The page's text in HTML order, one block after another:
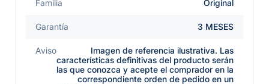
Familia Original
Garantía 3 MESES
Aviso
Imagen de referencia ilustrativa. Las
características definitivas del producto serán
las que conozca y acepte el comprador en la
correspondiente orden de pedido en un